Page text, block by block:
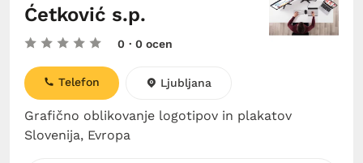
Ćetković s.p.
0 · 0 ocen
Grafično oblikovanje logotipov in plakatov
Slovenija, Evropa
Telefon Ljubljana